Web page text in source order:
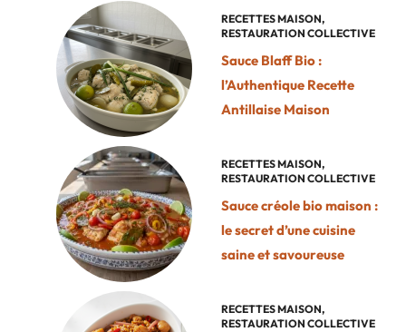
RECETTES MAISON,
RESTAURATION COLLECTIVE
Sauce Blaff Bio :
l’Authentique Recette
Antillaise Maison
RECETTES MAISON,
RESTAURATION COLLECTIVE
Sauce créole bio maison :
le secret d’une cuisine
saine et savoureuse
RECETTES MAISON,
RESTAURATION COLLECTIVE